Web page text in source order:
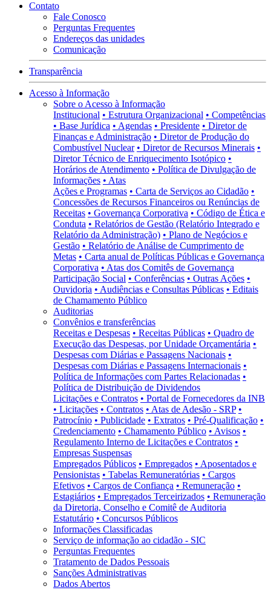
Contato
Fale Conosco
Perguntas Frequentes
Endereços das unidades
Comunicação
Transparência
Acesso à Informação
Sobre o Acesso à Informação
Institucional • Estrutura Organizacional • Competências
• Base Jurídica • Agendas • Presidente • Diretor de
Finanças e Administração • Diretor de Produção do
Combustível Nuclear • Diretor de Recursos Minerais •
Diretor Técnico de Enriquecimento Isotópico •
Horários de Atendimento • Política de Divulgação de
Informações • Atas
Ações e Programas • Carta de Serviços ao Cidadão •
Concessões de Recursos Financeiros ou Renúncias de
Receitas • Governança Corporativa • Código de Ética e
Conduta • Relatórios de Gestão (Relatório Integrado e
Relatório da Administração) • Plano de Negócios e
Gestão • Relatório de Análise de Cumprimento de
Metas • Carta anual de Políticas Públicas e Governança
Corporativa • Atas dos Comitês de Governança
Participação Social • Conferências • Outras Ações •
Ouvidoria • Audiências e Consultas Públicas • Editais
de Chamamento Público
Auditorias
Convênios e transferências
Receitas e Despesas • Receitas Públicas • Quadro de
Execução das Despesas, por Unidade Orçamentária •
Despesas com Diárias e Passagens Nacionais •
Despesas com Diárias e Passagens Internacionais •
Política de Informações com Partes Relacionadas •
Política de Distribuição de Dividendos
Licitações e Contratos • Portal de Fornecedores da INB
• Licitações • Contratos • Atas de Adesão - SRP •
Patrocínio • Publicidade • Extratos • Pré-Qualificação •
Credenciamento • Chamamento Público • Avisos •
Regulamento Interno de Licitações e Contratos •
Empresas Suspensas
Empregados Públicos • Empregados • Aposentados e
Pensionistas • Tabelas Remuneratórias • Cargos
Efetivos • Cargos de Confiança • Remuneração •
Estagiários • Empregados Terceirizados • Remuneração
da Diretoria, Conselho e Comitê de Auditoria
Estatutário • Concursos Públicos
Informações Classificadas
Serviço de informação ao cidadão - SIC
Perguntas Frequentes
Tratamento de Dados Pessoais
Sanções Administrativas
Dados Abertos